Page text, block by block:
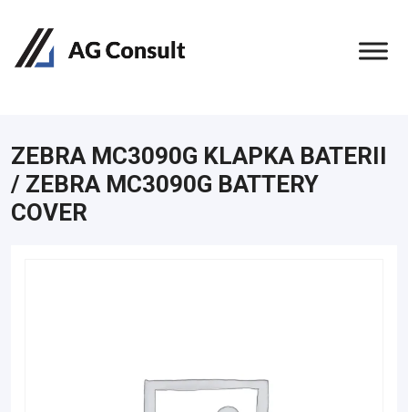
ZEBRA MC3090G KLAPKA BATERII
/ ZEBRA MC3090G BATTERY
COVER